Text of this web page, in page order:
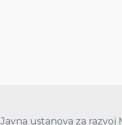
Javna ustanova za razvoj